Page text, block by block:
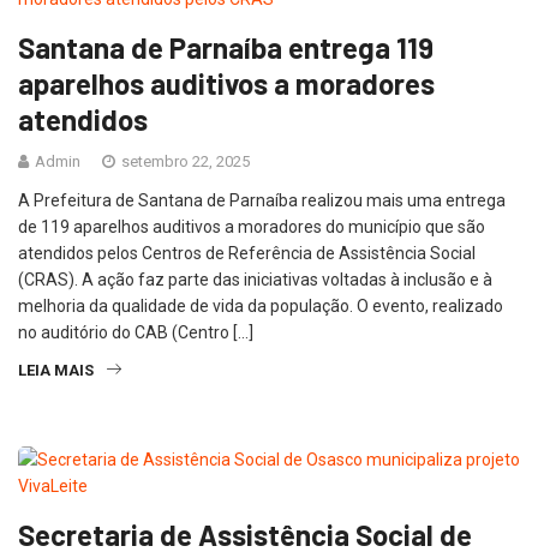
Santana de Parnaíba entrega 119
aparelhos auditivos a moradores
atendidos
Admin setembro 22, 2025
A Prefeitura de Santana de Parnaíba realizou mais uma entrega
de 119 aparelhos auditivos a moradores do município que são
atendidos pelos Centros de Referência de Assistência Social
(CRAS). A ação faz parte das iniciativas voltadas à inclusão e à
melhoria da qualidade de vida da população. O evento, realizado
no auditório do CAB (Centro […]
LEIA MAIS
Secretaria de Assistência Social de